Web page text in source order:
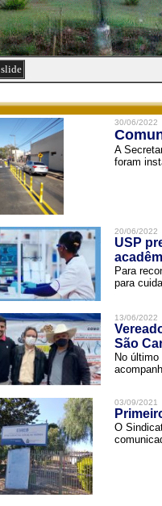
slide
30/06/2022
A
foram
20/06/2022
USP
Para
para
13/06/2022
São
No
03/09/2021
O